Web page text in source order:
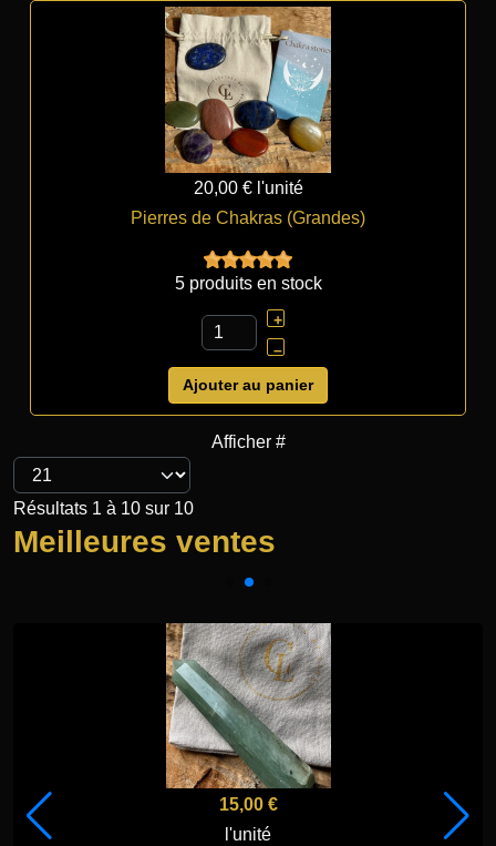
20,00 € l'unité
Pierres de Chakras (Grandes)
5 produits en stock
+
–
Ajouter au panier
Afficher #
Résultats 1 à 10 sur 10
Meilleures ventes
15,00 €
l'unité